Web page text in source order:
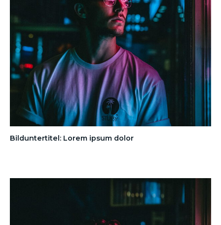
Bilduntertitel: Lorem ipsum dolor